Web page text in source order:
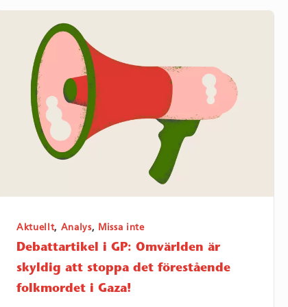
Debattartikel
Omvärlden
skyldig
folkmordet
Gaza!
Aktuellt, Analys, Missa inte
Debattartikel i GP: Omvärlden är
skyldig att stoppa det förestående
folkmordet i Gaza!